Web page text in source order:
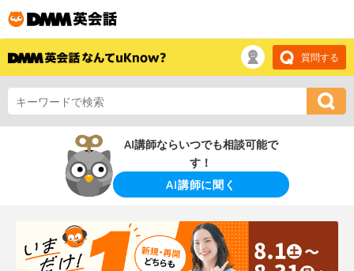
質問する
AI講師ならいつでも相談可能で
す！
AI講師に聞く